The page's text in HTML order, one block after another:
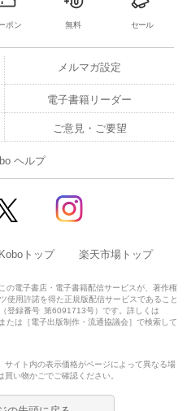
義の力
主義者の台頭
ポン 無料 セール
メルマガ設定
電子書籍リーダー
ご意見・ご要望
ヘルプ
トップ 楽天市場トップ
の電子書店・電子書籍配信サービスが、著作権
使用許諾を得た正規版配信サービスであること
登録番号 第6091713号）です。詳しくは
たは［電子出版制作・流通協議会］で検索して
イト内の表示価格がページによって異なる場
い物かごでご確認ください。